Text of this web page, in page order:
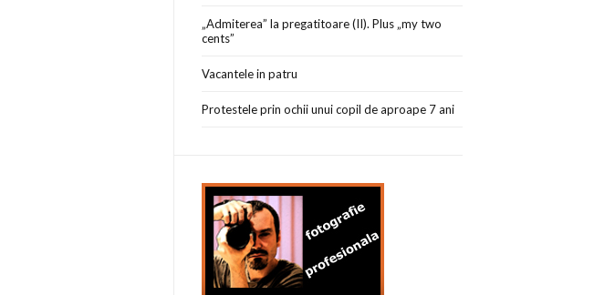
„Admiterea” la pregatitoare (II). Plus „my two
cents”
Vacantele in patru
Protestele prin ochii unui copil de aproape 7 ani